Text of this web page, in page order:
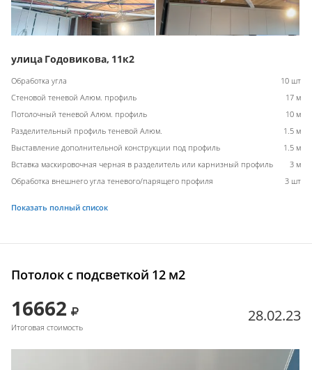
улица Годовикова, 11к2
Обработка угла
10 шт
Стеновой теневой Алюм. профиль
17 м
Потолочный теневой Алюм. профиль
10 м
Разделительный профиль теневой Алюм.
1.5 м
Выставление дополнительной конструкции под профиль
1.5 м
Вставка маскировочная черная в разделитель или карнизный профиль
3 м
Обработка внешнего угла теневого/парящего профиля
3 шт
Показать полный список
Потолок с подсветкой 12 м2
16662
Итоговая стоимость
28.02.23